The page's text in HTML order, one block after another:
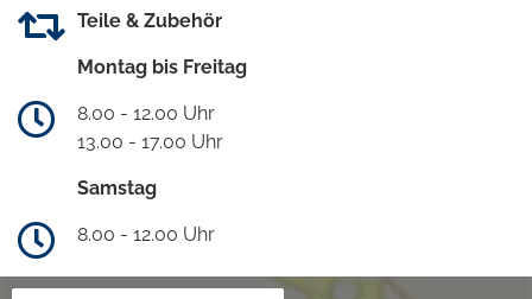
Teile & Zubehör
Montag bis Freitag
8.00 - 12.00 Uhr
13.00 - 17.00 Uhr
Samstag
8.00 - 12.00 Uhr